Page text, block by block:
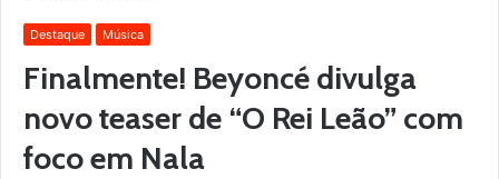
Destaque Música
Finalmente! Beyoncé divulga
novo teaser de “O Rei Leão” com
foco em Nala